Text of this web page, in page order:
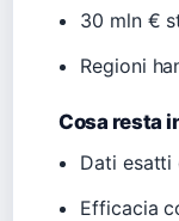
30 mln €
Regioni
Cosa resta
Dati esatti
Efficacia